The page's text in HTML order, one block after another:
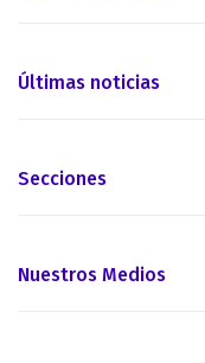
Últimas noticias
Secciones
Nuestros Medios